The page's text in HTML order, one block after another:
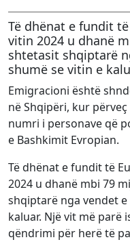
Të dhënat e fundit
vitin 2024 u dhanë
shtetasit shqiptarë
shumë se vitin e
Emigracioni është
në Shqipëri, kur
numri i personave që
e Bashkimit Evropian.
Të dhënat e fundit të
2024 u dhanë mbi 79
shqiptarë nga vendet e
kaluar. Një vit më parë
qëndrimi për herë të